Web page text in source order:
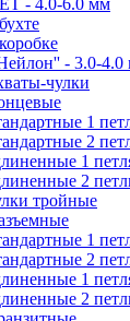
- 3.0-4.0
чулки
1
2
1
2
тройные
1
2
1
2